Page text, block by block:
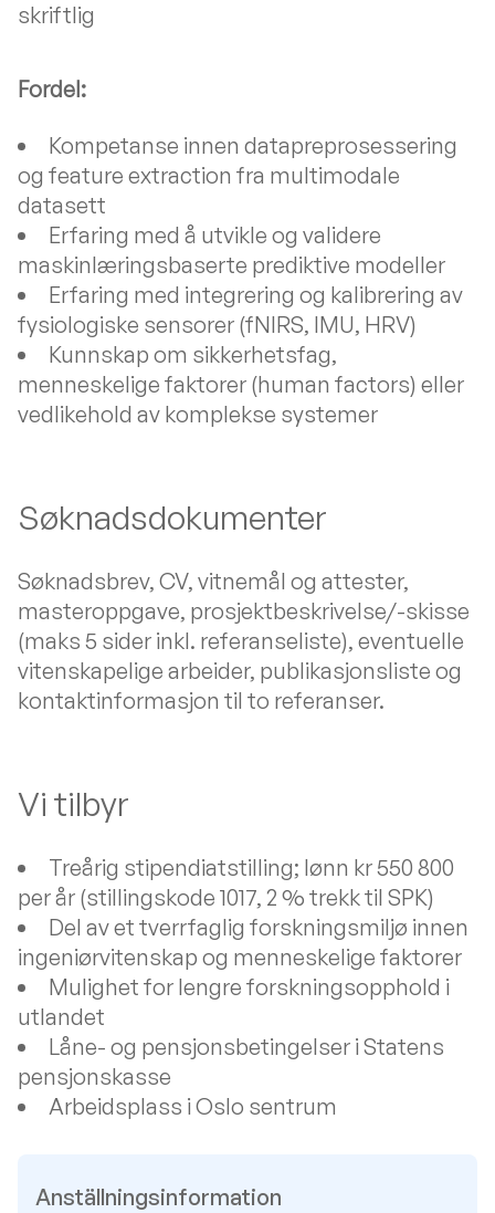
skriftlig
Fordel:
Kompetanse innen datapreprosessering
og feature extraction fra multimodale
datasett
Erfaring med å utvikle og validere
maskinlæringsbaserte prediktive modeller
Erfaring med integrering og kalibrering av
fysiologiske sensorer (fNIRS, IMU, HRV)
Kunnskap om sikkerhetsfag,
menneskelige faktorer (human factors) eller
vedlikehold av komplekse systemer
Søknadsdokumenter
Søknadsbrev, CV, vitnemål og attester,
masteroppgave, prosjektbeskrivelse/-skisse
(maks 5 sider inkl. referanseliste), eventuelle
vitenskapelige arbeider, publikasjonsliste og
kontaktinformasjon til to referanser.
Vi tilbyr
Treårig stipendiatstilling; lønn kr 550 800
per år (stillingskode 1017, 2 % trekk til SPK)
Del av et tverrfaglig forskningsmiljø innen
ingeniørvitenskap og menneskelige faktorer
Mulighet for lengre forskningsopphold i
utlandet
Låne- og pensjonsbetingelser i Statens
pensjonskasse
Arbeidsplass i Oslo sentrum
Anställningsinformation